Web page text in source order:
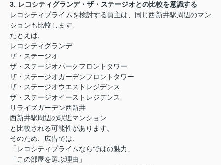
3. レコシティグランデ・ザ・ステージオとの比較を意識する
レコシティプライムを検討する買主は、同じ西新井駅周辺のマン
ションも比較します。
たとえば、
レコシティグランデ
ザ・ステージオ
ザ・ステージオパークフロントタワー
ザ・ステージオガーデンフロントタワー
ザ・ステージオウエストレジデンス
ザ・ステージオイーストレジデンス
リライズガーデン西新井
西新井駅周辺の駅近マンション
と比較される可能性があります。
そのため、広告では、
「レコシティプライムならではの魅力」
「この部屋を選ぶ理由」